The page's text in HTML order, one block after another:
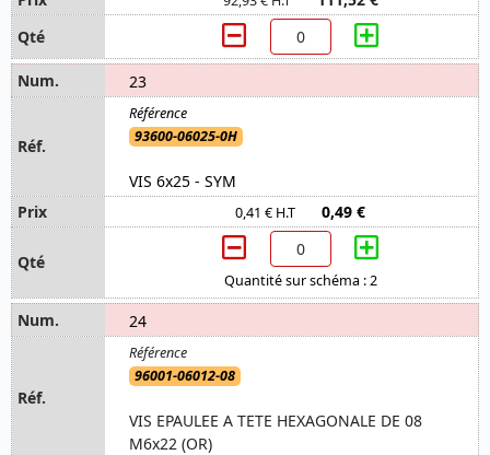
23
93600-06025-0H
VIS 6x25 - SYM
0,41 € H.T 0,49 €
Quantité sur schéma : 2
24
96001-06012-08
VIS EPAULEE A TETE HEXAGONALE DE 08
M6x22 (OR)